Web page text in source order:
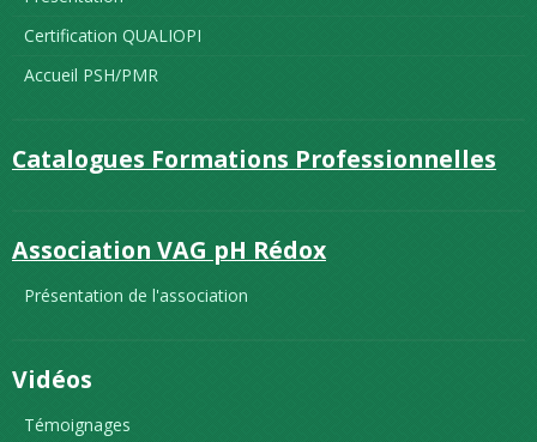
Certification QUALIOPI
Accueil PSH/PMR
Catalogues Formations Professionnelles
Association VAG pH Rédox
Présentation de l'association
Vidéos
Témoignages